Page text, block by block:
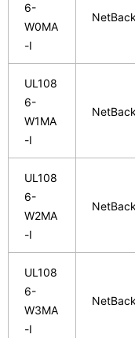
6-
W0MA
-I
UL108
6-
W1MA
-I
UL108
6-
W2MA
-I
UL108
6-
W3MA
-I